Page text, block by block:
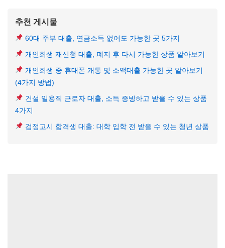
추천 게시물
60대 주부 대출, 연금소득 없어도 가능한 곳 5가지
개인회생 재신청 대출, 폐지 후 다시 가능한 상품 알아보기
개인회생 중 휴대폰 개통 및 소액대출 가능한 곳 알아보기
(4가지 방법)
건설 일용직 근로자 대출, 소득 증빙하고 받을 수 있는 상품
4가지
검정고시 합격생 대출: 대학 입학 전 받을 수 있는 청년 상품